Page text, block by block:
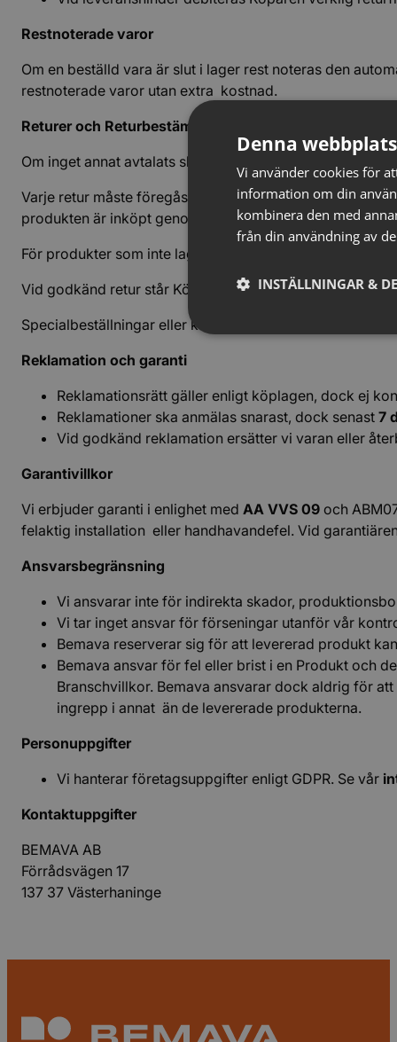
Restnoterade varor
Om en beställd vara är slut i lager rest noteras den
restnoterade varor utan extra kostnad.
Returer och Returbestämmelser
Om inget annat avtalats skriftligen gäller följande
Varje retur måste föregås av en skriftlig
produkten är inköpt genom referens till order, faktura
För produkter som inte lagerförs av Bemava krävs
Vid godkänd retur står Köparen för returavdrag och för
Specialbeställningar eller kundanpassade produkter kan
Reklamation och garanti
Reklamationsrätt gäller enligt köplagen, dock ej
Reklamationer ska anmälas snarast, dock senast 7
Vid godkänd reklamation ersätter vi varan eller
Garantivillkor
Vi erbjuder garanti i enlighet med AA VVS 09 och
felaktig installation eller handhavandefel. Vid
Ansvarsbegränsning
Vi ansvarar inte för indirekta skador,
Vi tar inget ansvar för förseningar utanför vår
Bemava reserverar sig för att levererad produkt
Bemava ansvar för fel eller brist i en Produkt och
Branschvillkor. Bemava ansvarar dock aldrig för
ingrepp i annat än de levererade produkterna.
Personuppgifter
Vi hanterar företagsuppgifter enligt GDPR. Se vår
Kontaktuppgifter
BEMAVA AB
Förrådsvägen 17
137 37 Västerhaninge
Denna
Vi använder cookies för
information om din
kombinera den med
från din användning av
INSTÄLLNINGAR &